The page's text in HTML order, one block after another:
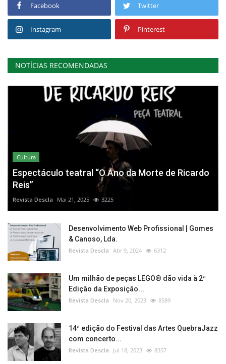
Facebook Twitter
Instagram Pinterest
NOTÍCIAS RECOMENDADAS
Cultura
Espectáculo teatral “O Ano da Morte de Ricardo
Reis”
Revista Descla Mai 21, 2025 3225
Desenvolvimento Web Profissional | Gomes
& Canoso, Lda.
Revista Descla Abr 9, 2024 6312
Um milhão de peças LEGO® dão vida à 2ª
Edição da Exposição...
Revista Descla Nov 20, 2023 8589
14ª edição do Festival das Artes QuebraJazz
com concerto...
Revista Descla Jul 18, 2023 8357